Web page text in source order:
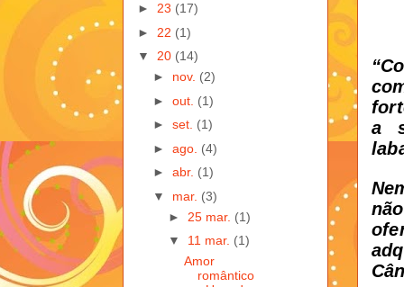
a
► 23 (17)
► 22 (1)
▼ 20 (14)
► nov. (2)
► out. (1)
► set. (1)
► ago. (4)
► abr. (1)
▼ mar. (3)
► 25 mar. (1)
▼ 11 mar. (1)
Amor
romântico